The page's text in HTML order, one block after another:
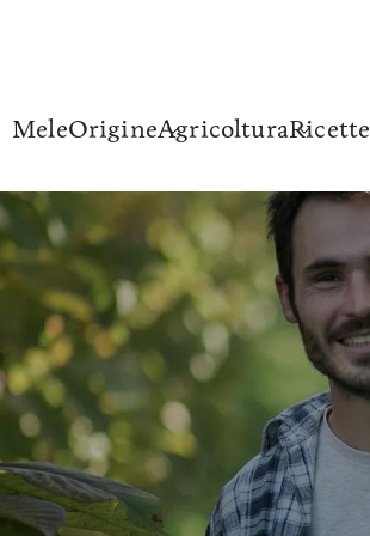
MeleOrigineAgricolturaRicette